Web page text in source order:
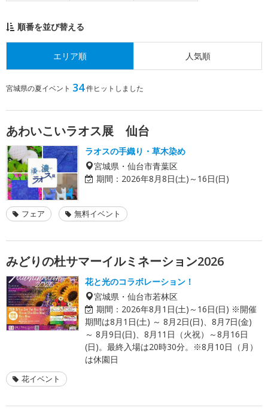
順番を並び替える
エリア順 人気順
宮城県の夏イベント 34件ヒットしました
あわいこいラオス展 仙台
ラオスの手織り・草木染め
宮城県・仙台市青葉区
期間： 2026年8月8日(土)～16日(日)
フェア 無料イベント
みどりの杜サマーイルミネーション2026
花と光のコラボレーション！
宮城県・仙台市若林区
期間： 2026年8月1日(土)～16日(日) ※開催
期間は8月1日(土) ～ 8月2日(日)、8月7日(金)
～ 8月9日(日)、8月11日（火祝）～8月16日
(日)。最終入場は20時30分。※8月10日（月）
は休園日
花イベント